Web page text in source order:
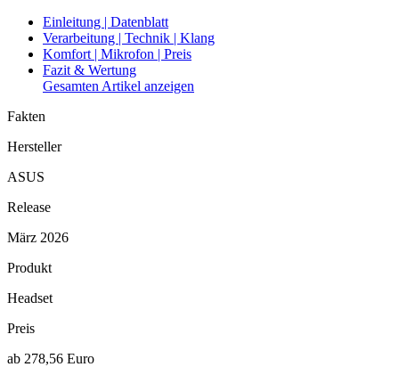
Einleitung | Datenblatt
Verarbeitung | Technik | Klang
Komfort | Mikrofon | Preis
Fazit & Wertung
Gesamten Artikel anzeigen
Fakten
Hersteller
ASUS
Release
März 2026
Produkt
Headset
Preis
ab 278,56 Euro